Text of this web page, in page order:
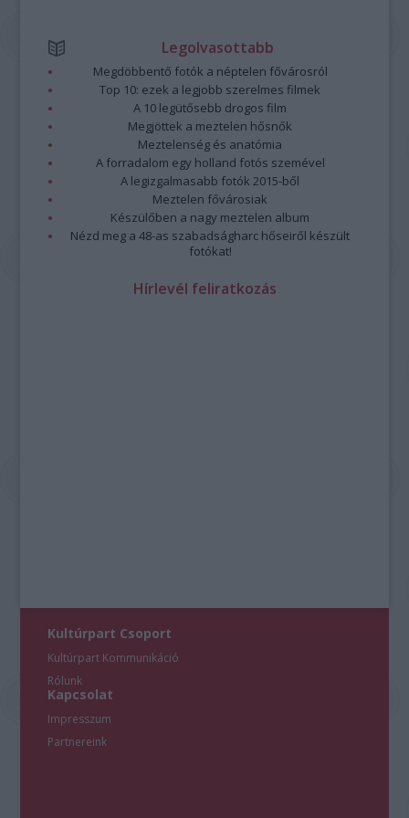
Legolvasottabb
Megdöbbentő fotók a néptelen fővárosról
Top 10: ezek a legjobb szerelmes filmek
A 10 legütősebb drogos film
Megjöttek a meztelen hősnők
Meztelenség és anatómia
A forradalom egy holland fotós szemével
A legizgalmasabb fotók 2015-ből
Meztelen fővárosiak
Készülőben a nagy meztelen album
Nézd meg a 48-as szabadságharc hőseiről készült
fotókat!
Hírlevél feliratkozás
Kultúrpart Csoport
Kultúrpart Kommunikáció
Rólunk
Kapcsolat
Impresszum
Partnereink